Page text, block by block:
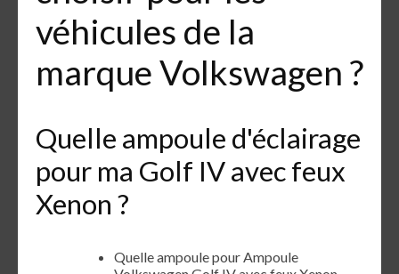
véhicules de la
marque Volkswagen ?
Quelle ampoule d'éclairage
pour ma Golf IV avec feux
Xenon ?
Quelle ampoule pour Ampoule